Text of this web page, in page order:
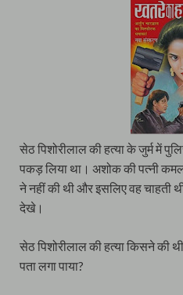
सेठ पिशोरीलाल की हत्या के जुर्म में
पकड़ लिया था। अशोक की पत्नी
ने नहीं की थी और इसलिए वह चाहती
देखे।
सेठ पिशोरीलाल की हत्या किसने की
पता लगा पाया?